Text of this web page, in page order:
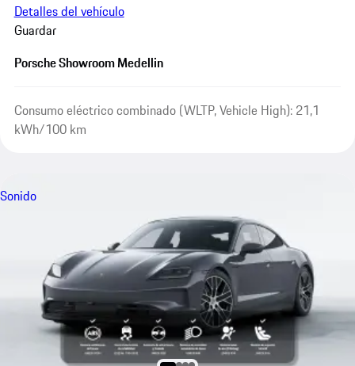
Detalles del vehículo
Guardar
Porsche Showroom Medellin
Consumo eléctrico combinado (WLTP, Vehicle High): 21,1
kWh/100 km
Sonido